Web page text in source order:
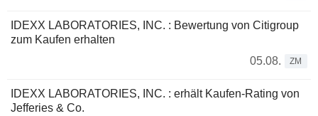
IDEXX LABORATORIES, INC. : Bewertung von Citigroup
zum Kaufen erhalten
05.08.
ZM
IDEXX LABORATORIES, INC. : erhält Kaufen-Rating von
Jefferies & Co.